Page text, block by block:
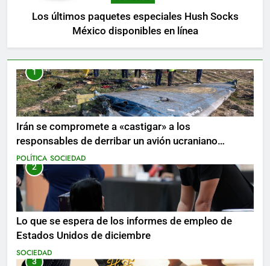
Los últimos paquetes especiales Hush Socks
México disponibles en línea
1
Irán se compromete a «castigar» a los
responsables de derribar un avión ucraniano
mientras se realizan arrestos
POLÍTICA SOCIEDAD
2
Lo que se espera de los informes de empleo de
Estados Unidos de diciembre
SOCIEDAD
3